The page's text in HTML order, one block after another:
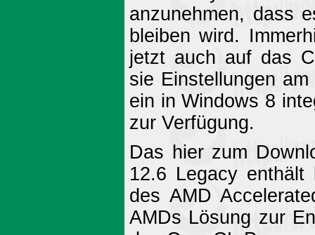
anzunehmen, dass
bleiben wird.
jetzt auch auf das
sie Einstellungen
ein in Windows 8
zur Verfügung.
Das hier zum
12.6 Legacy enthält
des AMD
AMDs Lösung zur